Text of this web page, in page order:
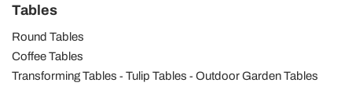
Tables
Round Tables
Coffee Tables
Transforming Tables
Tulip Tables Outdoor Garden Tables